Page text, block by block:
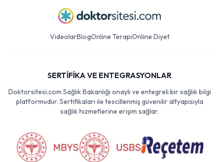
VideolarBlogOnline TerapiOnline Diyet
SERTİFİKA VE ENTEGRASYONLAR
Doktorsitesi.com Sağlık Bakanlığı onaylı ve entegreli bir sağlık bilgi
platformudur. Sertifikaları ile tescillenmiş güvenilir altyapısıyla
sağlık hizmetlerine erişim sağlar.